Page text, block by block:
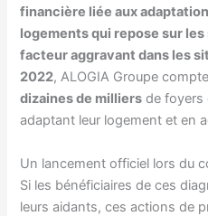
financière liée aux
logements qui repose sur
facteur aggravant dans les
2022, ALOGIA Groupe
dizaines de milliers de foyers
adaptant leur logement et en
Un lancement officiel lors du
Si les bénéficiaires de ces
leurs aidants, ces actions de